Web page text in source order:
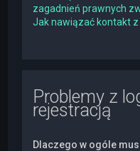
zagadnień prawnych
Jak nawiązać kontakt
Problemy z
rejestracją
Dlaczego w ogóle